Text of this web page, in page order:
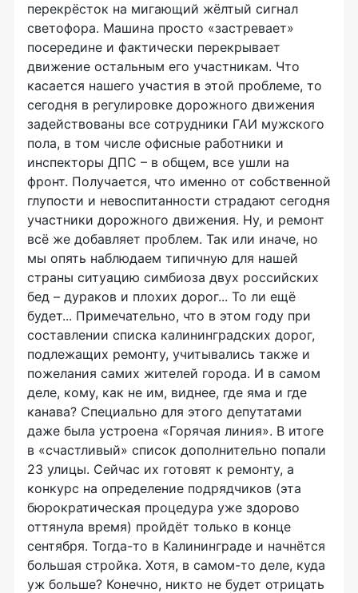
перекрёсток на мигающий жёлтый сигнал
светофора. Машина просто «застревает»
посередине и фактически перекрывает
движение остальным его участникам. Что
касается нашего участия в этой проблеме, то
сегодня в регулировке дорожного движения
задействованы все сотрудники ГАИ мужского
пола, в том числе офисные работники и
инспекторы ДПС – в общем, все ушли на
фронт. Получается, что именно от собственной
глупости и невоспитанности страдают сегодня
участники дорожного движения. Ну, и ремонт
всё же добавляет проблем. Так или иначе, но
мы опять наблюдаем типичную для нашей
страны ситуацию симбиоза двух российских
бед – дураков и плохих дорог... То ли ещё
будет... Примечательно, что в этом году при
составлении списка калининградских дорог,
подлежащих ремонту, учитывались также и
пожелания самих жителей города. И в самом
деле, кому, как не им, виднее, где яма и где
канава? Специально для этого депутатами
даже была устроена «Горячая линия». В итоге
в «счастливый» список дополнительно попали
23 улицы. Сейчас их готовят к ремонту, а
конкурс на определение подрядчиков (эта
бюрократическая процедура уже здорово
оттянула время) пройдёт только в конце
сентября. Тогда-то в Калининграде и начнётся
большая стройка. Хотя, в самом-то деле, куда
уж больше? Конечно, никто не будет отрицать